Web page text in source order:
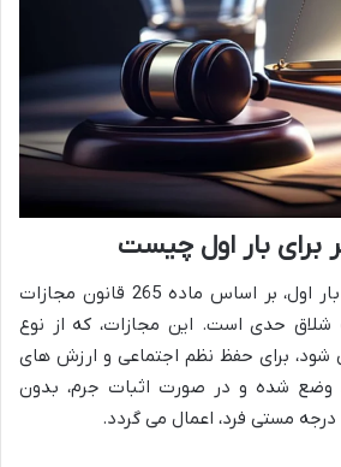
بار اول چیست
مجازات شرب خمر برای بار اول، بر اساس ماده 265 قانون مجازات
شامل 80 ضربه شلاق حدی است. این مجازات، که از نوع
برای حفظ نظم اجتماعی و ارزش های
وضع شده و در صورت اثبات جرم، بدون
مستی فرد، اعمال می گردد.